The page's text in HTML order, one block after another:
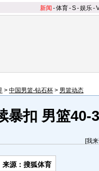
新闻 -体育-S-娱乐-
> 中国男篮-钻石杯 > 男篮动态
暴扣 男篮40-
[我
来源：搜狐体育